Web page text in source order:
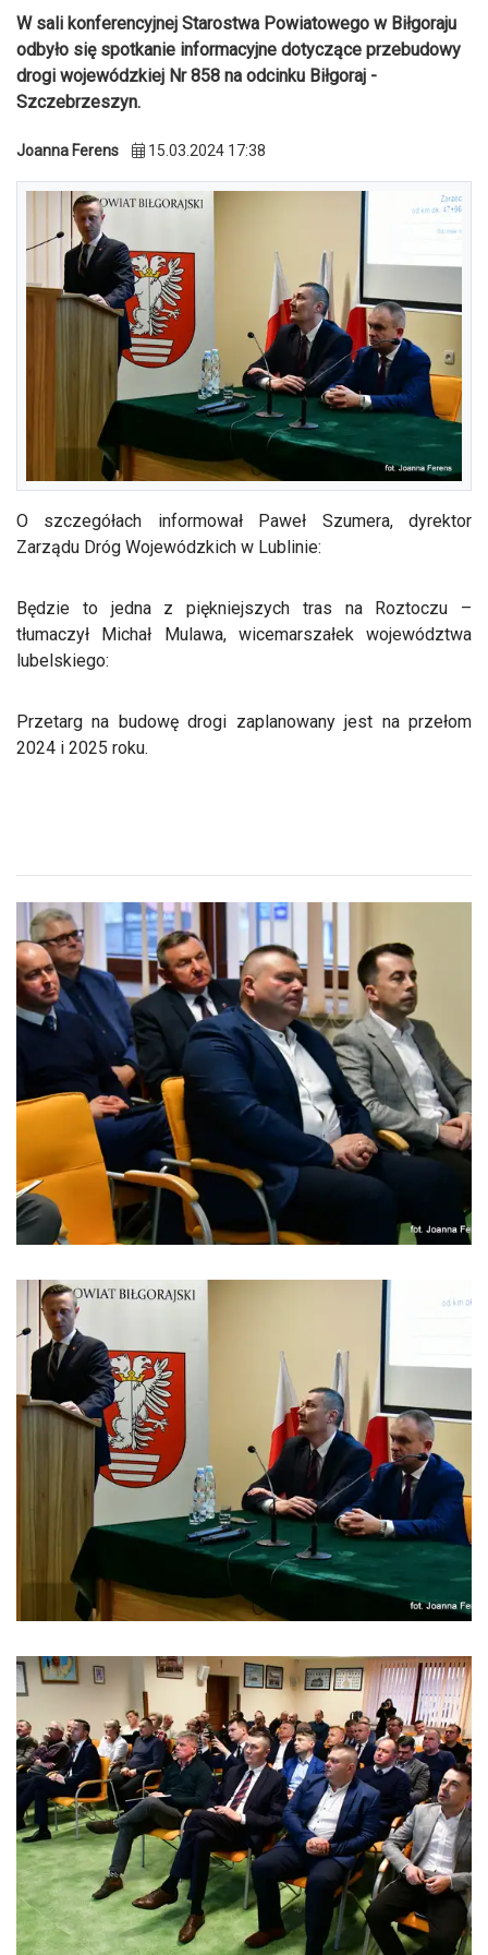
W sali konferencyjnej Starostwa Powiatowego w Biłgoraju
odbyło się spotkanie informacyjne dotyczące przebudowy
drogi wojewódzkiej Nr 858 na odcinku Biłgoraj -
Szczebrzeszyn.
Joanna Ferens 15.03.2024 17:38
O szczegółach informował Paweł Szumera, dyrektor
Zarządu Dróg Wojewódzkich w Lublinie:
Będzie to jedna z piękniejszych tras na Roztoczu –
tłumaczył Michał Mulawa, wicemarszałek województwa
lubelskiego:
Przetarg na budowę drogi zaplanowany jest na przełom
2024 i 2025 roku.